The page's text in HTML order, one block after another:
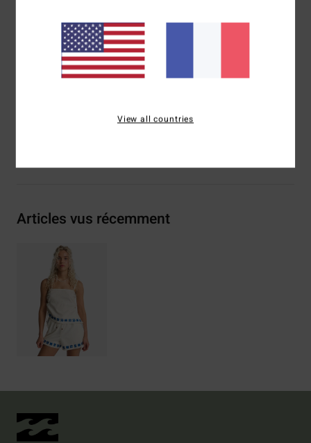
Broderie sur l’ouverture du bas de la jambe
Plaque en métal logotée
Articles vus récemment
View all countries